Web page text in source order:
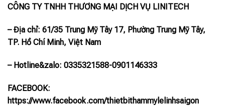
CÔNG TY TNHH THƯƠNG MẠI DỊCH VỤ LINITECH
– Địa chỉ: 61/35 Trung Mỹ Tây 17, Phường Trung Mỹ Tây,
TP. Hồ Chí Minh, Việt Nam
– Hotline&zalo: 0335321588-0901146333
FACEBOOK:
https://www.facebook.com/thietbithammylelinhsaigon